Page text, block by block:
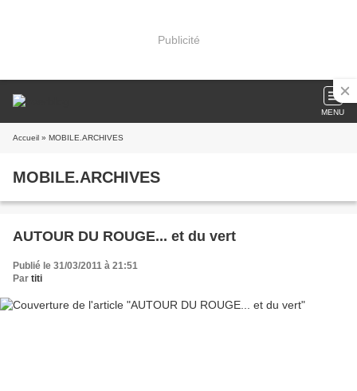
Publicité
MENU
Accueil » MOBILE.ARCHIVES
MOBILE.ARCHIVES
AUTOUR DU ROUGE... et du vert
Publié le 31/03/2011 à 21:51
Par titi